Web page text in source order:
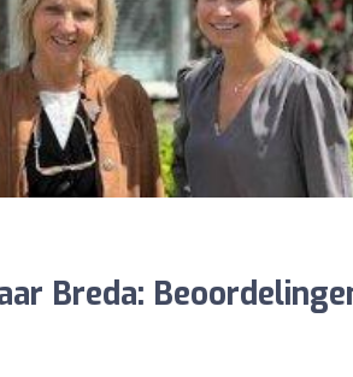
Breda: